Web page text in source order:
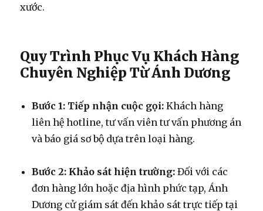
xước.
Quy Trình Phục Vụ Khách Hàng
Chuyên Nghiệp Từ Ánh Dương
Bước 1: Tiếp nhận cuộc gọi: Khách hàng
liên hệ hotline, tư vấn viên tư vấn phương án
và báo giá sơ bộ dựa trên loại hàng.
Bước 2: Khảo sát hiện trường: Đối với các
đơn hàng lớn hoặc địa hình phức tạp, Ánh
Dương cử giám sát đến khảo sát trực tiếp tại